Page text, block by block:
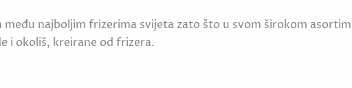
među najboljim frizerima svijeta zato što u svom širokom
i okoliš, kreirane od fri­zera.